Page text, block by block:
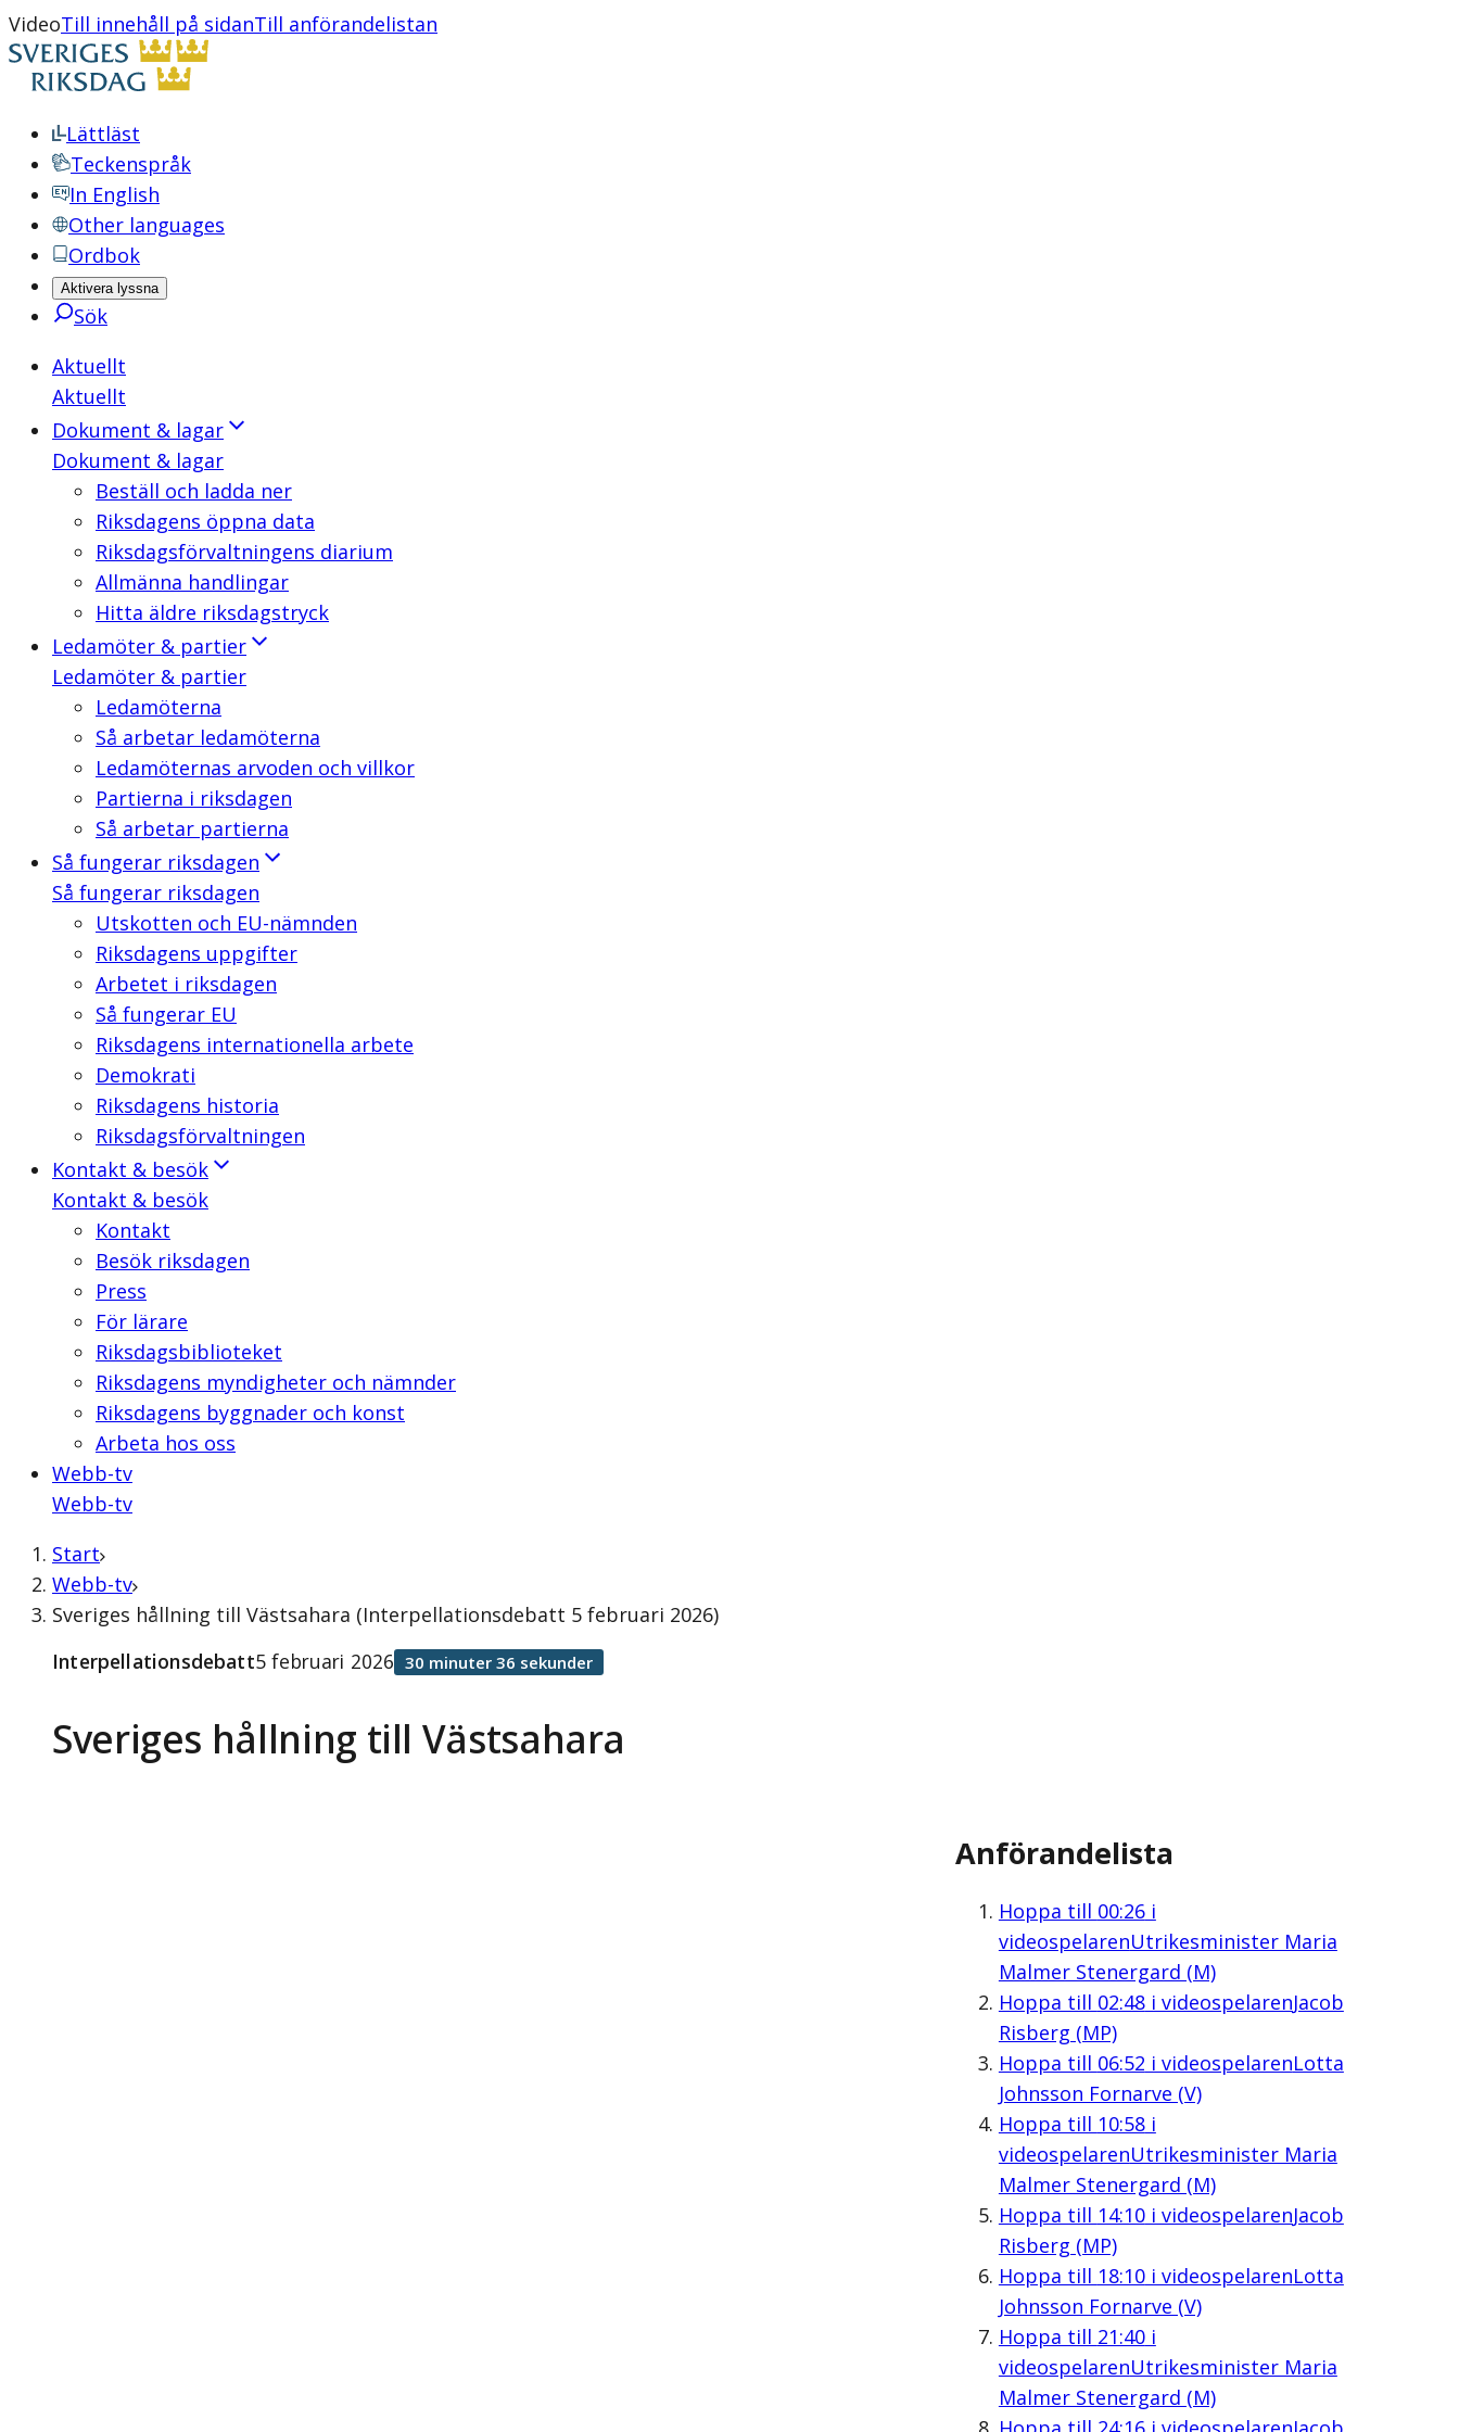
VideoTill innehåll på sidanTill anförandelistan
Lättläst
Teckenspråk
In English
Other languages
Ordbok
Aktivera lyssna
Sök
Aktuellt
Aktuellt
Dokument & lagar
Dokument & lagar
Beställ och ladda ner
Riksdagens öppna data
Riksdagsförvaltningens diarium
Allmänna handlingar
Hitta äldre riksdagstryck
Ledamöter & partier
Ledamöter & partier
Ledamöterna
Så arbetar ledamöterna
Ledamöternas arvoden och villkor
Partierna i riksdagen
Så arbetar partierna
Så fungerar riksdagen
Så fungerar riksdagen
Utskotten och EU-nämnden
Riksdagens uppgifter
Arbetet i riksdagen
Så fungerar EU
Riksdagens internationella arbete
Demokrati
Riksdagens historia
Riksdagsförvaltningen
Kontakt & besök
Kontakt & besök
Kontakt
Besök riksdagen
Press
För lärare
Riksdagsbiblioteket
Riksdagens myndigheter och nämnder
Riksdagens byggnader och konst
Arbeta hos oss
Webb-tv
Webb-tv
Start
Webb-tv
Sveriges hållning till Västsahara (Interpellationsdebatt 5 februari 2026)
Sveriges hållning till Västsahara
Interpellationsdebatt5 februari 2026 30 minuter 36 sekunder
Anförandelista
Hoppa till 00:26i
videospelarenUtrikesminister Maria
Malmer Stenergard (M)
Hoppa till 02:48i videospelarenJacob
Risberg (MP)
Hoppa till 06:52 i videospelarenLotta
Johnsson Fornarve (V)
Hoppa till 10:58i
videospelarenUtrikesminister Maria
Malmer Stenergard (M)
Hoppa till 14:10i videospelarenJacob
Risberg (MP)
Hoppa till 18:10i videospelarenLotta
Johnsson Fornarve (V)
Hoppa till 21:40i
videospelarenUtrikesminister Maria
Malmer Stenergard (M)